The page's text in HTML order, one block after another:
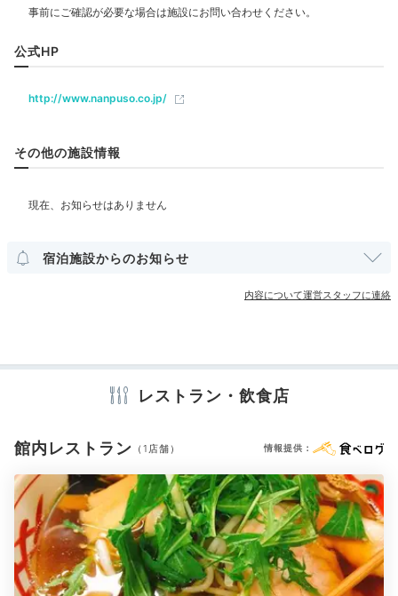
Night
20:00
ぶらっと館内を散策
でお土産を見たり、展望デッキで開放感を楽しんだり、
エステを楽しんでみたり。充実した時間を過ごせます
kyyn913126
私たちは、夜はお部屋でのんびり過ごしました。テレビ
がベッド側とテーブル側の2台あり、眠くなるまでベッ
ドでゴロゴロしながらテレビを見ました♩
+1
飲食
部屋情報
カラオケルーム
冷蔵庫 スリッパ
リンス ボディソープ タオル バスタオル
※設備・アメニティは、確認が取れている情報を表示しています。
公式HP
http://www.nanpuso.co.jp/
その他の施設情報
宿泊施設からのお知らせ
内容について運営スタッフに連絡
レストラン・飲食店
館内レストラン （1店舗） 情報提供：